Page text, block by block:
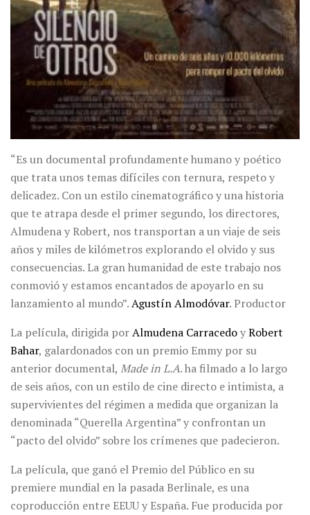
“Es un documental profundamente humano y poético
que trata unos temas difíciles con ternura, respeto y
delicadez. Con un estilo cinematográfico y una historia
que te atrapa desde el primer segundo, los directores,
Almudena y Robert, nos transportan a un viaje de seis
años y miles de kilómetros explorando el olvido y sus
consecuencias. La gran humanidad de este trabajo nos
conmovió y estamos encantados de apoyarlo en su
lanzamiento al mundo”.Agustín Almodóvar. Productor
La película, dirigida porAlmudena CarracedoyRobert
Bahar, galardonados con un premio Emmy por su
anterior documental, Made in L.A. ha filmado a lo largo
de seis años, con un estilo de cine directo e intimista, a
supervivientes del régimen a medida que organizan la
denominada “Querella Argentina” y confrontan un
“pacto del olvido” sobre los crímenes que padecieron.
La película, que ganó el Premio del Público en su
premiere mundial en la pasada Berlinale, es una
coproducción entre EEUU y España. Fue producida por